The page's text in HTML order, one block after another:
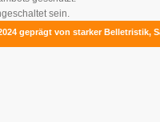
geprägt von starker Belletristik,
sein.